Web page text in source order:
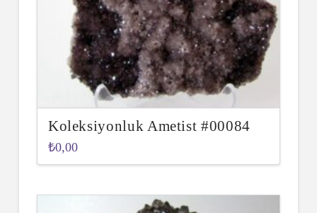
Koleksiyonluk Ametist #00084
₺0,00